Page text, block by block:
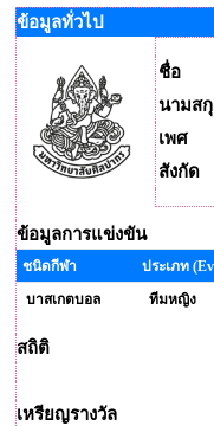
ข้อมูลทั่วไป
ชื่อ
นามส
เพศ
สังกัด
ข้อมูลการแข่งขัน
ชนิดกีฬา
ประเภท
บาสเกตบอล
ทีมหญิง
สถิติ
เหรียญรางวัล